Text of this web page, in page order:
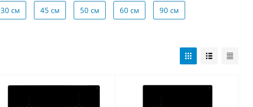
30 см 45 см 50 см 60 см 90 см